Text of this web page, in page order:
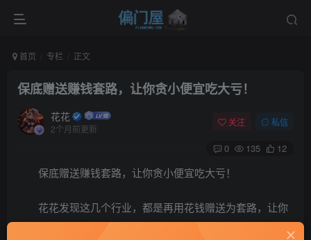
首页 专栏 正文
保底赠送赚钱套路，让你贪小便宜吃大亏！
花花
2个月前更新
关注 私信
0 135 12
保底赠送赚钱套路，让你贪小便宜吃大亏！
花花发现这几个行业，都是再用花钱赠送为套路，让你
贪小便宜吃大亏，是什么行业呢？那就是套圈、抓娃娃、买